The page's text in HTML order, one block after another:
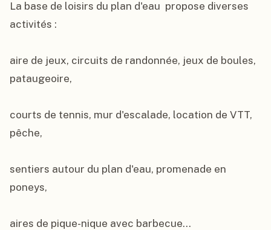
La base de loisirs du plan d'eau  propose diverses
activités :
aire de jeux, circuits de randonnée, jeux de boules,
pataugeoire,
courts de tennis, mur d'escalade, location de VTT,
pêche,
sentiers autour du plan d'eau, promenade en
poneys,
aires de pique-nique avec barbecue…